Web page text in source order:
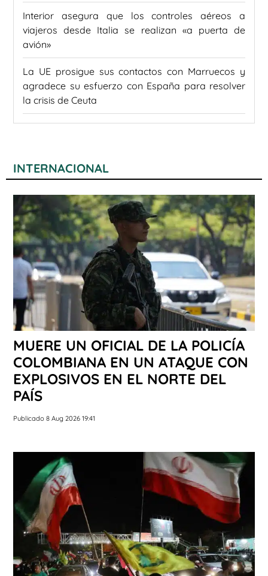
Interior asegura que los controles aéreos a
viajeros desde Italia se realizan «a puerta de
avión»
La UE prosigue sus contactos con Marruecos y
agradece su esfuerzo con España para resolver
la crisis de Ceuta
INTERNACIONAL
MUERE UN OFICIAL DE LA POLICÍA
COLOMBIANA EN UN ATAQUE CON
EXPLOSIVOS EN EL NORTE DEL
PAÍS
Publicado 8 Aug 2026 19:41